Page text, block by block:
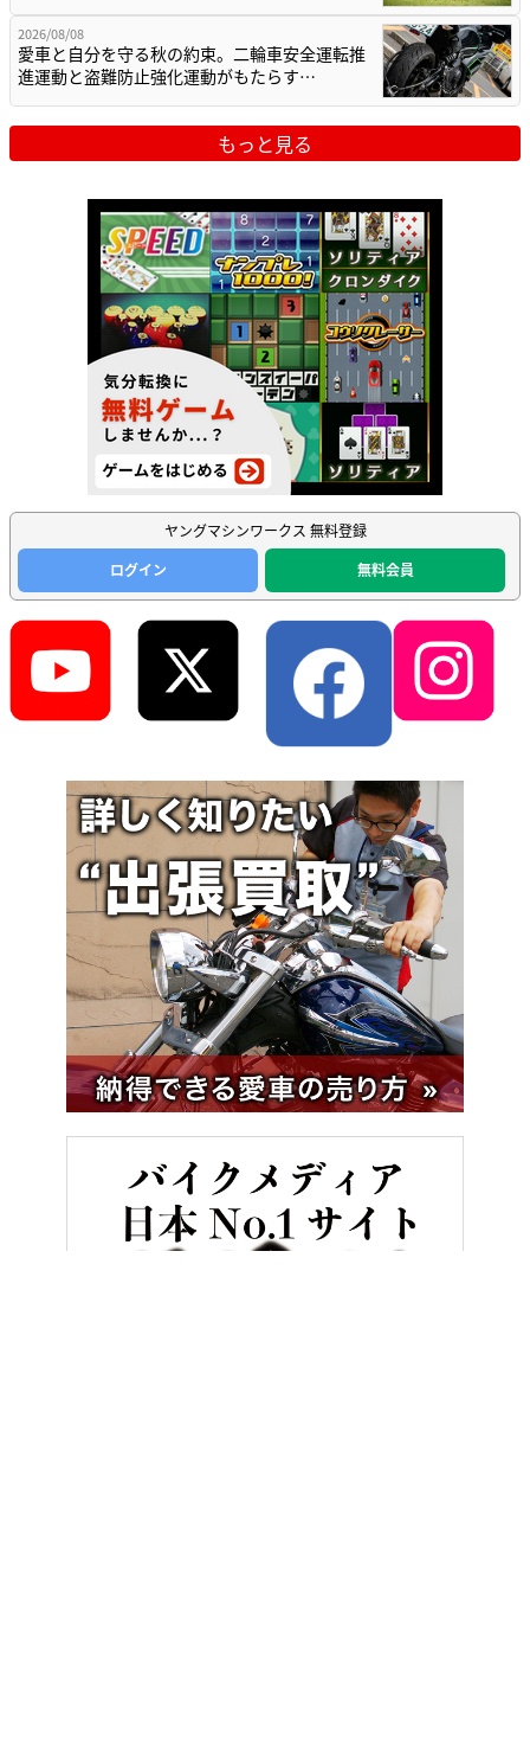
2026/08/08
愛車と自分を守る秋の約束。二輪車安全運転推
進運動と盗難防止強化運動がもたらす…
もっと見る
ヤングマシンワークス 無料登録
ログイン
無料会員